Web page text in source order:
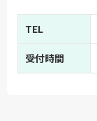
TEL
受付時間